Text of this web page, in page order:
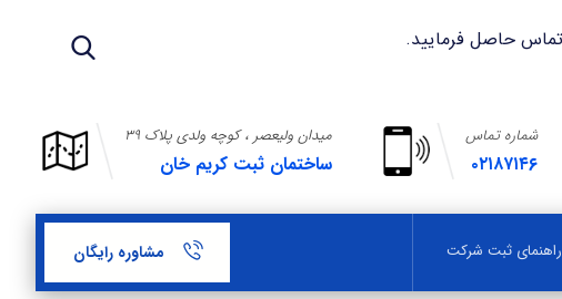
میدان ولیعصر ، کوچه ولدی پلاک ۳۹
ساختمان ثبت کریم خان
شماره تماس
۰۲۱۸۷۱۴۶
راهنمای ثبت شرکت مشاوره رایگان